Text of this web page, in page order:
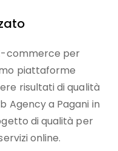
commerce per
piattaforme
risultati di qualità
Agency a Pagani in
di qualità per
online.